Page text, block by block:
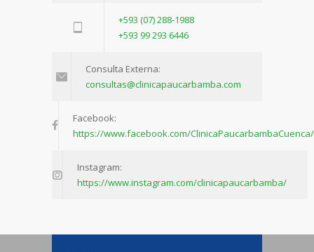
+593 (07) 288-1988
+593 99 293 6446
Consulta Externa:
consultas@clinicapaucarbamba.com
Facebook:
https://www.facebook.com/ClinicaPaucarbambaCuenca/
Instagram:
https://www.instagram.com/clinicapaucarbamba/